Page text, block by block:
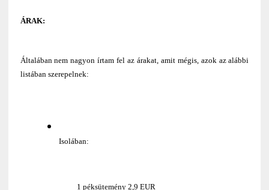
ÁRAK:
Általában nem nagyon írtam fel az árakat, amit mégis, azok az alábbi
listában szerepelnek:
Isolában:
1 péksütemény 2,9 EUR